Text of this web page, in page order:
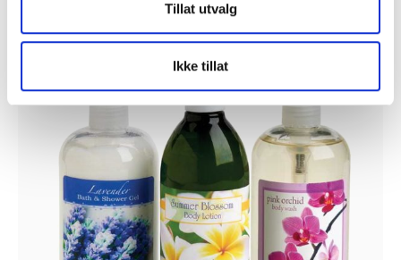
Tillat utvalg
Ikke tillat